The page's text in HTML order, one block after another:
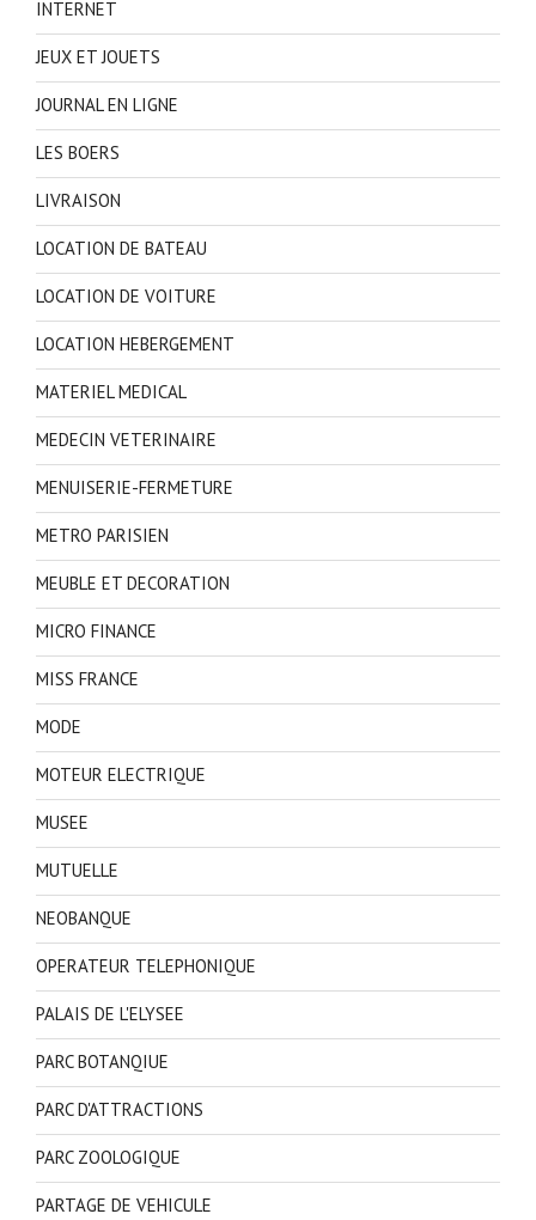
INTERNET
JEUX ET JOUETS
JOURNAL EN LIGNE
LES BOERS
LIVRAISON
LOCATION DE BATEAU
LOCATION DE VOITURE
LOCATION HEBERGEMENT
MATERIEL MEDICAL
MEDECIN VETERINAIRE
MENUISERIE-FERMETURE
METRO PARISIEN
MEUBLE ET DECORATION
MICRO FINANCE
MISS FRANCE
MODE
MOTEUR ELECTRIQUE
MUSEE
MUTUELLE
NEOBANQUE
OPERATEUR TELEPHONIQUE
PALAIS DE L'ELYSEE
PARC BOTANQIUE
PARC D'ATTRACTIONS
PARC ZOOLOGIQUE
PARTAGE DE VEHICULE